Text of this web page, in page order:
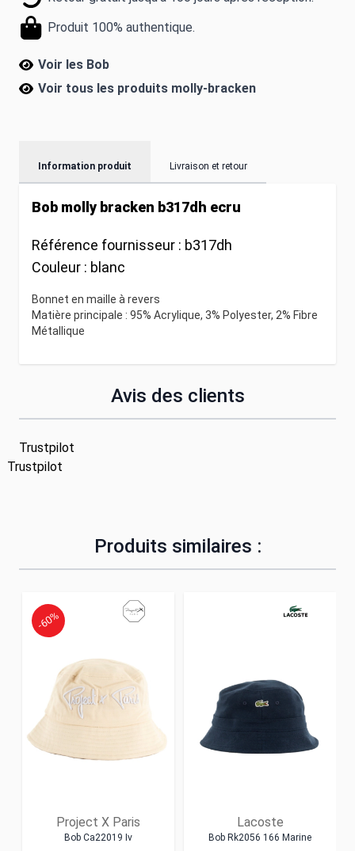
Produit 100% authentique.
Voir les Bob
Voir tous les produits molly-bracken
Information produit Livraison et retour
Bob molly bracken b317dh ecru
Référence fournisseur : b317dh
Couleur : blanc
Bonnet en maille à revers
Matière principale : 95% Acrylique, 3% Polyester, 2% Fibre
Métallique
Avis des clients
Trustpilot
Trustpilot
Produits similaires :
Project X Paris
Bob Ca22019 Iv
-60%
Lacoste
Bob Rk2056 166 Marine